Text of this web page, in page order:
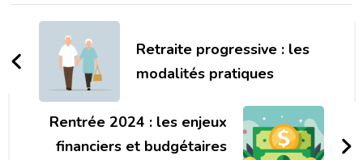
Navigation
d'article
Retraite progressive : les
modalités pratiques
Rentrée 2024 : les enjeux
financiers et budgétaires